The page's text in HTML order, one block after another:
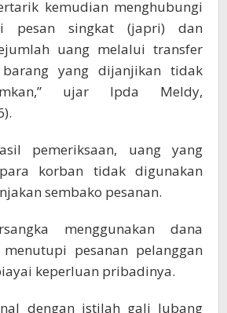
kemudian menghubungi
pesan singkat (japri) dan
uang melalui transfer
yang dijanjikan tidak
ujar Ipda Meldy,
pemeriksaan, uang yang
korban tidak digunakan
sembako pesanan.
menggunakan dana
pesanan pelanggan
keperluan pribadinya.
dengan istilah gali lubang